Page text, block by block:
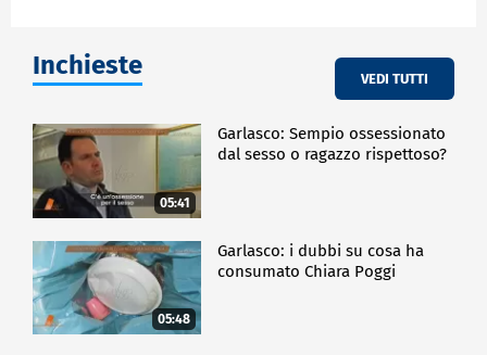
Inchieste VEDI TUTTI
05:41
Garlasco: Sempio ossessionato
dal sesso o ragazzo rispettoso?
05:48
Garlasco: i dubbi su cosa ha
consumato Chiara Poggi